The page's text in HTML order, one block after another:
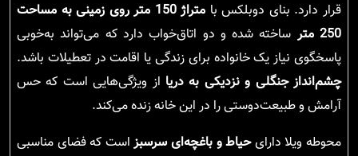
قرار دارد. بنای دوبلکس با
متراژ 150 متر روی زمینی به مساحت
250 متر
ساخته شده و دو اتاق‌خواب دارد که می‌تواند به‌خوبی
پاسخگوی نیاز یک خانواده برای زندگی یا اقامت در تعطیلات باشد.
چشم‌انداز جنگلی و نزدیکی به دریا از ویژگی‌هایی است که حس
آرامش و طبیعت‌دوستی را در این خانه زنده می‌کند.
محوطه ویلا دارایحیاط و باغچه‌ای سرسبزاست که فضای مناسبی